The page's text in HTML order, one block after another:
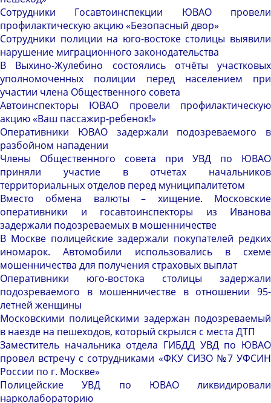
Сотрудники Госавтоинспекции ЮВАО провели
профилактическую акцию «Безопасный двор»
Сотрудники полиции на юго-востоке столицы выявили
нарушение миграционного законодательства
В Выхино-Жулебино состоялись отчёты участковых
уполномоченных полиции перед населением при
участии члена Общественного совета
Автоинспекторы ЮВАО провели профилактическую
акцию «Ваш пассажир-ребенок!»
Оперативники ЮВАО задержали подозреваемого в
разбойном нападении
Члены Общественного совета при УВД по ЮВАО
приняли участие в отчетах начальников
территориальных отделов перед муниципалитетом
Вместо обмена валюты – хищение. Московские
оперативники и госавтоинспекторы из Иванова
задержали подозреваемых в мошенничестве
В Москве полицейские задержали покупателей редких
иномарок. Автомобили использовались в схеме
мошенничества для получения страховых выплат
Оперативники юго-востока столицы задержали
подозреваемого в мошенничестве в отношении 95-
летней женщины
Московскими полицейскими задержан подозреваемый
в наезде на пешеходов, который скрылся с места ДТП
Заместитель начальника отдела ГИБДД УВД по ЮВАО
провел встречу с сотрудниками «ФКУ СИЗО №7 УФСИН
России по г. Москве»
Полицейские УВД по ЮВАО ликвидировали
нарколабораторию